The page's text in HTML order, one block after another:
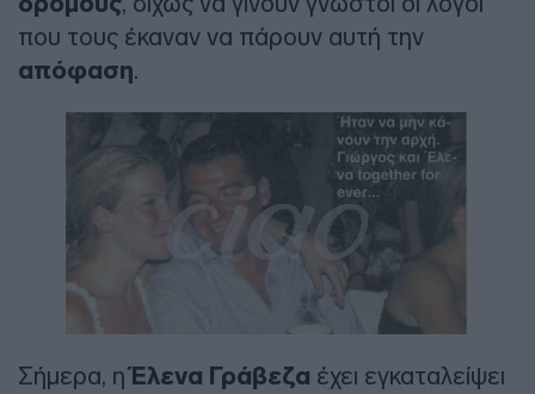
που τους έκαναν να πάρουν αυτή την
απόφαση
Σήμερα, ηΈλενα Γράβεζα έχει εγκαταλείψει